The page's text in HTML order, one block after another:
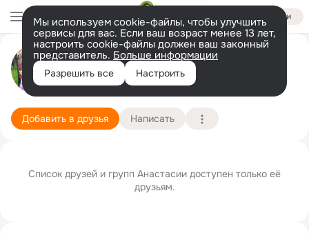
Войти
Мы используем cookie-файлы, чтобы улучшить
сервисы для вас. Если ваш возраст менее 13 лет,
настроить cookie-файлы должен ваш законный
представитель. Больше информации
Разрешить все Настроить
Анастасия Красноярова
г. Закаменск (Закаменский район)
Подробнее
Добавить в друзья Написать
Список друзей и групп Анастасии доступен только её
друзьям.